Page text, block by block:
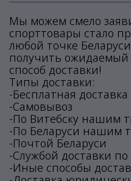
Мы можем смело
спорттовары стало
любой точке
получить
способ доставки!
Типы доставки:
-Бесплатная доставка
-Самовывоз
-По Витебску нашим
-По Беларуси нашим
-Почтой Беларуси
-Службой доставки по
-Иные способы